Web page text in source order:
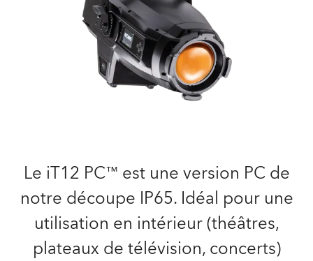
Le iT12 PC™ est une version PC de
notre découpe IP65. Idéal pour une
utilisation en intérieur (théâtres,
plateaux de télévision, concerts)